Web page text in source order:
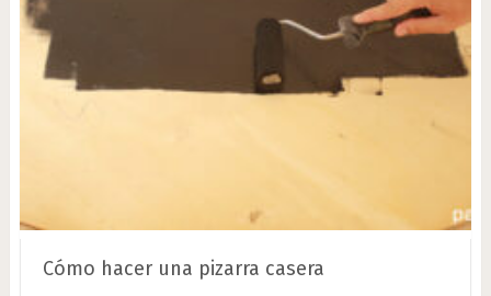
Cómo hacer una pizarra casera